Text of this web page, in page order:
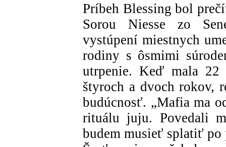
Príbeh Blessing bol
Sorou Niesse zo
vystúpení miestnych
rodiny s ôsmimi
utrpenie. Keď mala
štyroch a dvoch rokov,
budúcnosť. „Mafia ma
rituálu juju. Povedali
budem musieť splatiť po